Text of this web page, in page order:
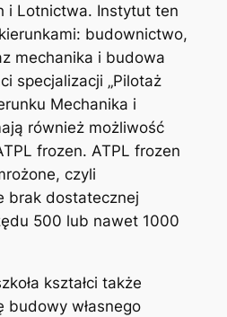
i Lotnictwa. Instytut ten
budownictwo,
mechanika i budowa
specjalizacji „Pilotaż
Mechanika i
również możliwość
frozen. ATPL frozen
czyli
brak dostatecznej
500 lub nawet 1000
kształci także
budowy własnego